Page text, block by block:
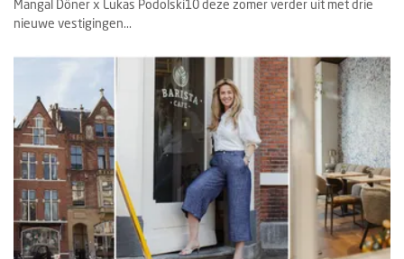
Mangal Döner x Lukas Podolski10 deze zomer verder uit met drie
nieuwe vestigingen...